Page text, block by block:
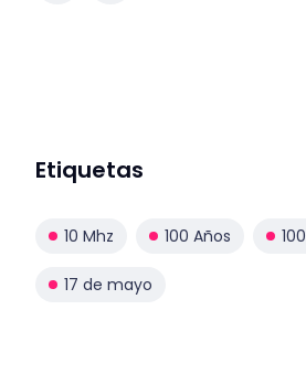
Etiquetas
10 Mhz 100 Años
17 de mayo